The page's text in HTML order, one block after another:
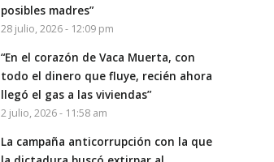
posibles madres”
28 julio, 2026 - 12:09 pm
“En el corazón de Vaca Muerta, con
todo el dinero que fluye, recién ahora
llegó el gas a las viviendas”
2 julio, 2026 - 11:58 am
La campaña anticorrupción con la que